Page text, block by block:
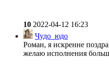
10 2022-04-12 16:23
Чудо_юдо
Роман, я искренне
желаю исполнения